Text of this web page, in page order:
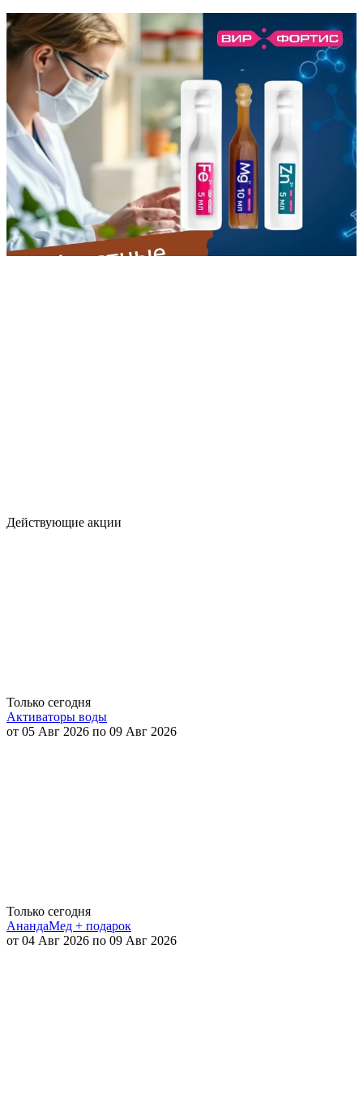
Действующие акции
Только сегодня
Активаторы воды
от 05 Авг 2026 по 09 Авг 2026
Только сегодня
АнандаМед + подарок
от 04 Авг 2026 по 09 Авг 2026